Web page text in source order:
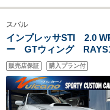
スバル
インプレッサSTI 2.0
ー GTウィング
キュリティ バックカメ
販売店保証 購入プラン付